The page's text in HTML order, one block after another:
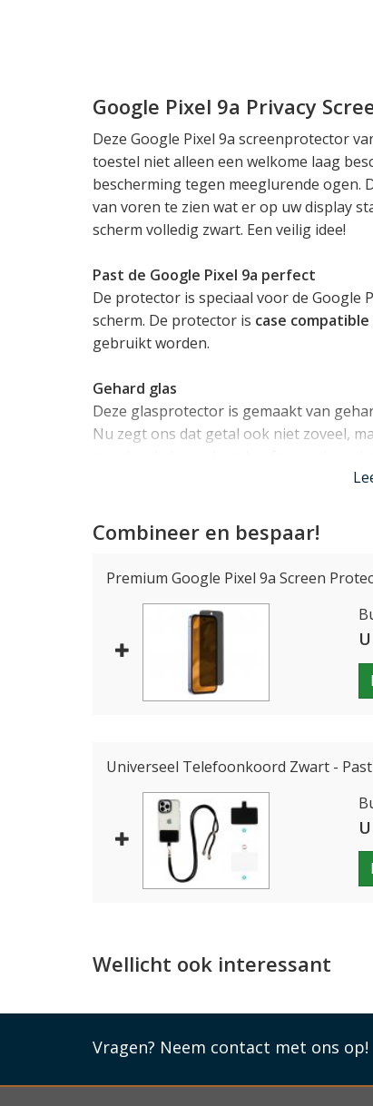
Google Pixel 9a Privacy
Deze Google Pixel 9a screenprotector
toestel niet alleen een welkome laag
bescherming tegen meeglurende ogen.
van voren te zien wat er op uw display
scherm volledig zwart. Een veilig idee!
Past de Google Pixel 9a perfect
De protector is speciaal voor de Google
scherm. De protector is case compatible
gebruikt worden.
Gehard glas
Deze glasprotector is gemaakt van
Nu zegt ons dat getal ook niet zoveel,
scherm veel energie absorbeert bij het
Het gebruik van glas voor een
het glas net zo prettig aan bij het
van een oleofobe coating, zodat
scherm veel makkelijker schoon te
Combineer en bespaar!
Premium Google Pixel 9a Screen
Universeel Telefoonkoord Zwart -
Wellicht ook interessant
Vragen? Neem contact met ons op!